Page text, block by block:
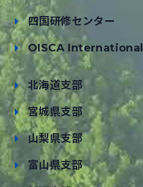
四国研修センター
OISCA International
北海道支部
宮城県支部
山梨県支部
富山県支部